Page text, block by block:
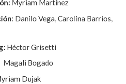
Myriam Martínez
: Danilo Vega, Carolina Barrios,
Héctor Grisetti
Magali Bogado
Dujak